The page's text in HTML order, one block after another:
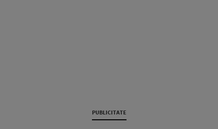
PUBLICITATE